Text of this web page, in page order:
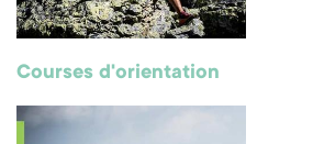
Courses d'orientation